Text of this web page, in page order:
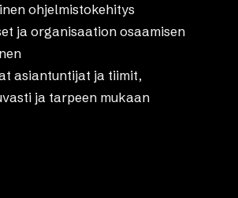
ohjelmistokehitys
ja organisaation osaamisen
asiantuntijat ja tiimit,
ja tarpeen mukaan